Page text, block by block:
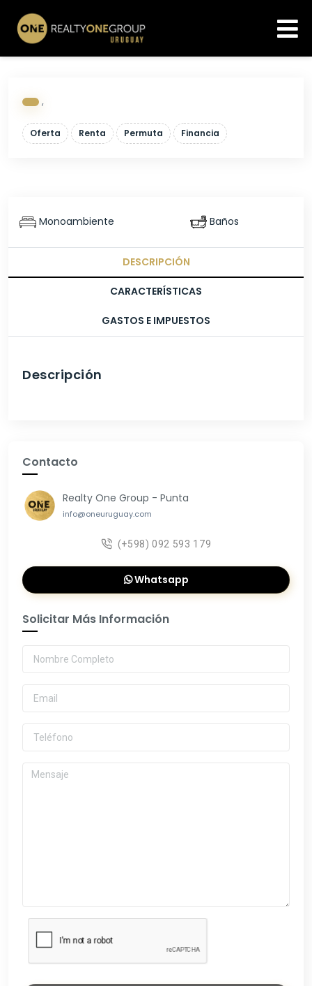
,
Oferta Renta Permuta Financia
Monoambiente Baños
DESCRIPCIÓN
CARACTERÍSTICAS
GASTOS E IMPUESTOS
Descripción
Contacto
Realty One Group - Punta
info@oneuruguay.com
(+598) 092 593 179
Whatsapp
Solicitar Más Información